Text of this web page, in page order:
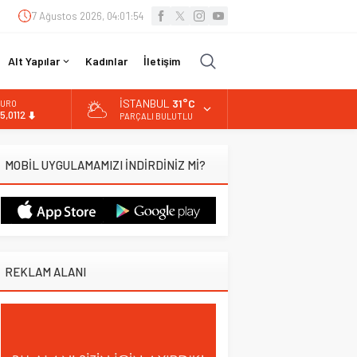
7 Ağustos 2026, 04:01:55
Alt Yapılar Kadınlar İletişim
47,7025
EURO
İSTANBUL 31°C
PARÇALI BULUTLU
MOBİL UYGULAMAMIZI İNDİRDİNİZ Mİ?
REKLAM ALANI